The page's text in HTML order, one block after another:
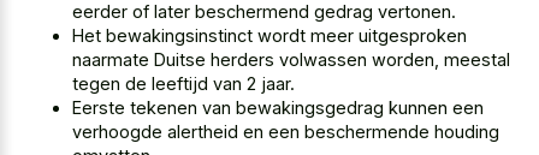
eerder of later beschermend gedrag vertonen.
Het bewakingsinstinct wordt meer uitgesproken
naarmate Duitse herders volwassen worden, meestal
tegen de leeftijd van 2 jaar.
Eerste tekenen van bewakingsgedrag kunnen een
verhoogde alertheid en een beschermende houding